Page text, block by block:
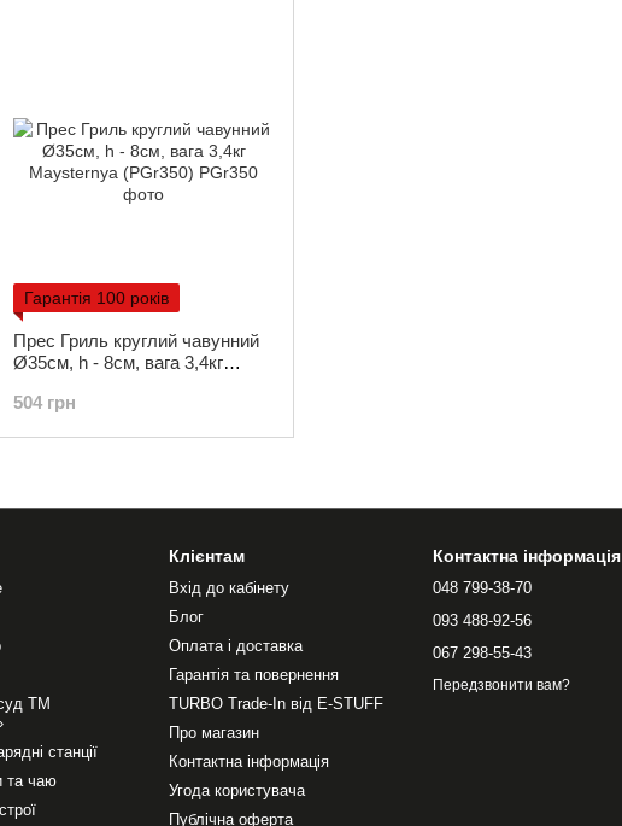
Гарантія 100 років
Прес Гриль круглий чавунний
Ø35см, h - 8см, вага 3,4кг
504 грн
ТМ
станції
та чаю
Клієнтам
Вхід до кабінету
Блог
Оплата і доставка
Гарантія та повернення
TURBO Trade-In від E-STUFF
Про магазин
Контактна інформація
Угода користувача
Публічна оферта
Контактна інформація
048 799-38-70
093 488-92-56
067 298-55-43
Передзвонити вам?